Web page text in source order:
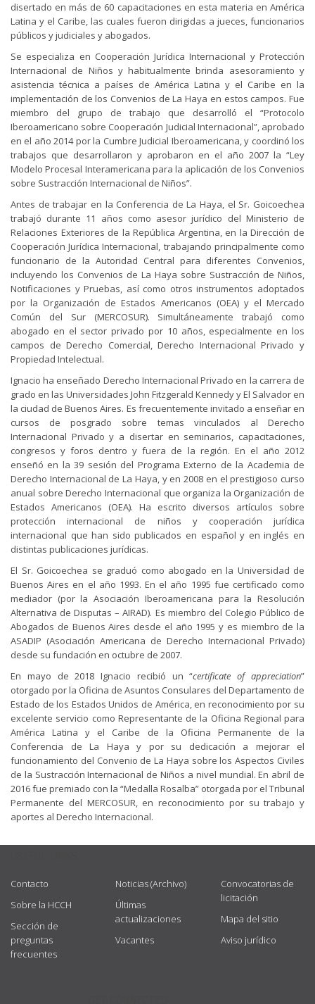
disertado en más de 60 capacitaciones en esta materia en América
Latina y el Caribe, las cuales fueron dirigidas a jueces, funcionarios
públicos y judiciales y abogados.
Se especializa en Cooperación Jurídica Internacional y Protección
Internacional de Niños y habitualmente brinda asesoramiento y
asistencia técnica a países de América Latina y el Caribe en la
implementación de los Convenios de La Haya en estos campos. Fue
miembro del grupo de trabajo que desarrolló el “Protocolo
Iberoamericano sobre Cooperación Judicial Internacional”, aprobado
en el año 2014 por la Cumbre Judicial Iberoamericana, y coordinó los
trabajos que desarrollaron y aprobaron en el año 2007 la “Ley
Modelo Procesal Interamericana para la aplicación de los Convenios
sobre Sustracción Internacional de Niños”.
Antes de trabajar en la Conferencia de La Haya, el Sr. Goicoechea
trabajó durante 11 años como asesor jurídico del Ministerio de
Relaciones Exteriores de la República Argentina, en la Dirección de
Cooperación Jurídica Internacional, trabajando principalmente como
funcionario de la Autoridad Central para diferentes Convenios,
incluyendo los Convenios de La Haya sobre Sustracción de Niños,
Notificaciones y Pruebas, así como otros instrumentos adoptados
por la Organización de Estados Americanos (OEA) y el Mercado
Común del Sur (MERCOSUR). Simultáneamente trabajó como
abogado en el sector privado por 10 años, especialmente en los
campos de Derecho Comercial, Derecho Internacional Privado y
Propiedad Intelectual.
Ignacio ha enseñado Derecho Internacional Privado en la carrera de
grado en las Universidades John Fitzgerald Kennedy y El Salvador en
la ciudad de Buenos Aires. Es frecuentemente invitado a enseñar en
cursos de posgrado sobre temas vinculados al Derecho
Internacional Privado y a disertar en seminarios, capacitaciones,
congresos y foros dentro y fuera de la región. En el año 2012
enseñó en la 39 sesión del Programa Externo de la Academia de
Derecho Internacional de La Haya, y en 2008 en el prestigioso curso
anual sobre Derecho Internacional que organiza la Organización de
Estados Americanos (OEA). Ha escrito diversos artículos sobre
protección internacional de niños y cooperación jurídica
internacional que han sido publicados en español y en inglés en
distintas publicaciones jurídicas.
El Sr. Goicoechea se graduó como abogado en la Universidad de
Buenos Aires en el año 1993. En el año 1995 fue certificado como
mediador (por la Asociación Iberoamericana para la Resolución
Alternativa de Disputas – AIRAD). Es miembro del Colegio Público de
Abogados de Buenos Aires desde el año 1995 y es miembro de la
ASADIP (Asociación Americana de Derecho Internacional Privado)
desde su fundación en octubre de 2007.
En mayo de 2018 Ignacio recibió un “certificate of appreciation”
otorgado por la Oficina de Asuntos Consulares del Departamento de
Estado de los Estados Unidos de América, en reconocimiento por su
excelente servicio como Representante de la Oficina Regional para
América Latina y el Caribe de la Oficina Permanente de la
Conferencia de La Haya y por su dedicación a mejorar el
funcionamiento del Convenio de La Haya sobre los Aspectos Civiles
de la Sustracción Internacional de Niños a nivel mundial. En abril de
2016 fue premiado con la “Medalla Rosalba” otorgada por el Tribunal
Permanente del MERCOSUR, en reconocimiento por su trabajo y
aportes al Derecho Internacional.
Contacto
Sobre la HCCH
Sección de
preguntas
frecuentes
Noticias (Archivo)
Últimas
actualizaciones
Vacantes
Convocatorias de
licitación
Mapa del sitio
Aviso jurídico